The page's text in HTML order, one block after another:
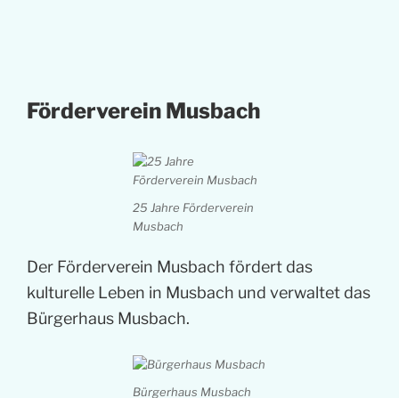
Förderverein Musbach
25 Jahre Förderverein
Musbach
Der Förderverein Musbach fördert das
kulturelle Leben in Musbach und verwaltet das
Bürgerhaus Musbach.
Bürgerhaus Musbach